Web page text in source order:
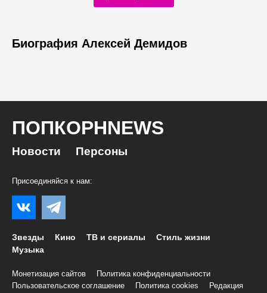
Биография Алексей Демидов
ПОПКОРНNEWS
Новости Персоны
Присоединяйся к нам:
Звезды Кино ТВ и сериалы
Стиль жизни
Музыка
Монетизация сайтов
Политика конфиденциальности
Пользовательское соглашение
Политика cookies Редакция